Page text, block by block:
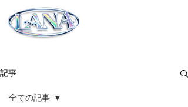
記事
全ての記事